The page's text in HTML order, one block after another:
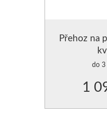
Přehoz na
do
1